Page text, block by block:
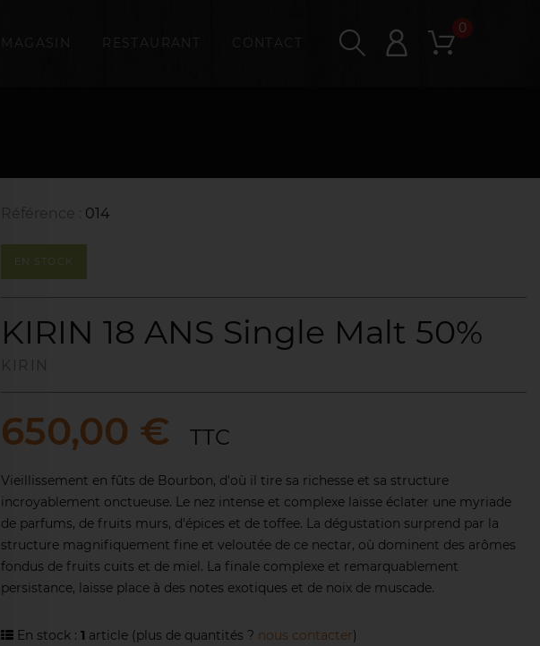
MAGASIN RESTAURANT CONTACT
0
Référence : 014
EN STOCK
KIRIN 18 ANS Single Malt 50%
650,00 € TTC
Vieillissement en fûts de Bourbon, d'où il tire sa richesse et sa structure
incroyablement onctueuse. Le nez intense et complexe laisse éclater une myriade
de parfums, de fruits murs, d'épices et de toffee. La dégustation surprend par la
structure magnifiquement fine et veloutée de ce nectar, où dominent des arômes
fondus de fruits cuits et de miel. La finale complexe et remarquablement
persistance, laisse place à des notes exotiques et de noix de muscade.
En stock : 1 article (plus de quantités ? nous contacter)